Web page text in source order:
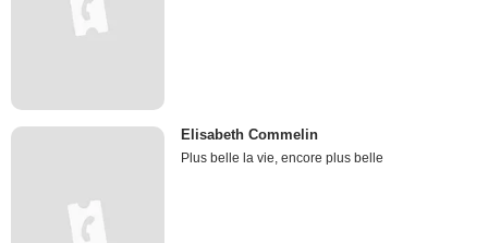
Elisabeth Commelin
Plus belle la vie, encore plus belle